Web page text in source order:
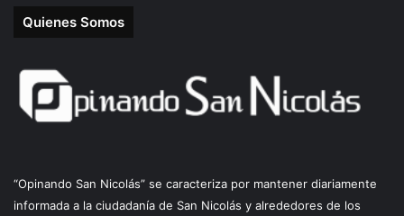
Quienes Somos
“Opinando San Nicolás” se caracteriza por mantener diariamente
informada a la ciudadanía de San Nicolás y alrededores de los